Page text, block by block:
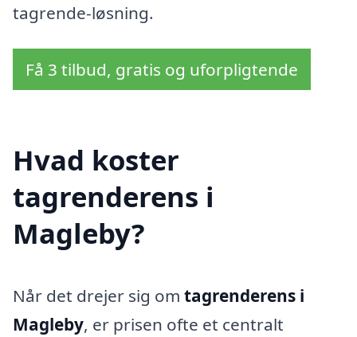
tagrende-løsning.
Få 3 tilbud, gratis og uforpligtende
Hvad koster
tagrenderens i
Magleby?
Når det drejer sig om tagrenderens i
Magleby, er prisen ofte et centralt